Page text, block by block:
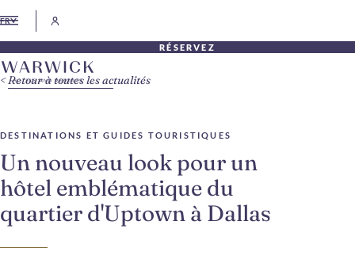
FR
RÉSERVEZ
DESTINATIONS ET GUIDES TOURISTIQUES
Un nouveau look pour un
hôtel emblématique du
quartier d'Uptown à Dallas
Retour à toutes les actualités